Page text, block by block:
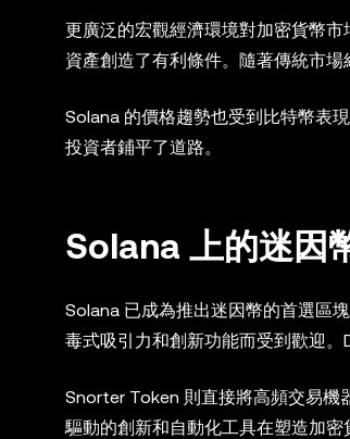
更廣泛的宏觀經濟環境對加密貨幣
資產創造了有利條件。隨著傳統市
Solana 的價格趨勢也受到比特幣表
投資者鋪平了道路。
Solana 上的迷因
Solana 已成為推出迷因幣的首選區
毒式吸引力和創新功能而受到歡迎
Snorter Token 則直接將高頻交易機
驅動的創新和自動化工具在塑造加密